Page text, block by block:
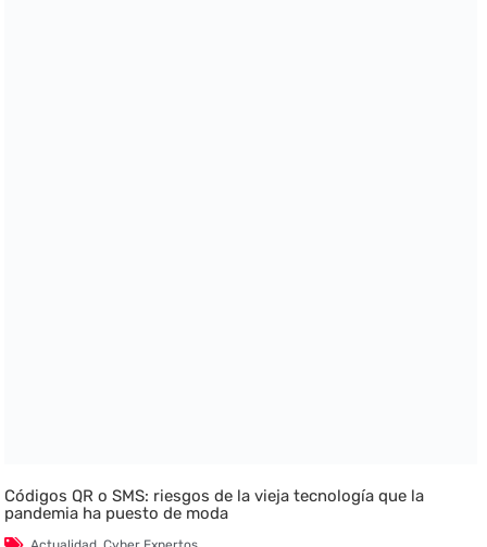
Códigos QR o SMS: riesgos de la vieja tecnología que la
pandemia ha puesto de moda